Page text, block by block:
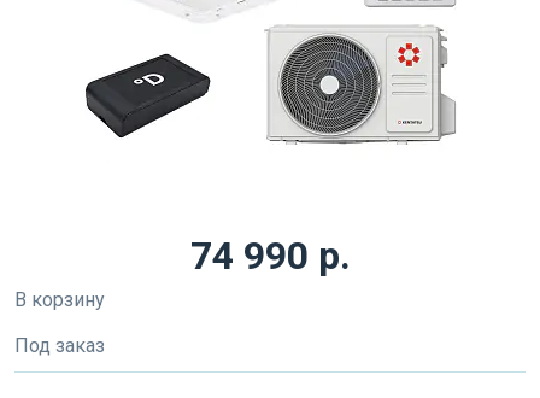
74 990 р.
В корзину
Под заказ